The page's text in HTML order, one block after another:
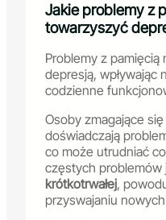
Jakie problemy z
towarzyszyć
Problemy z
depresją, wpływając
codzienne
Osoby zmagające
doświadczają
co może utrudniać
częstych problemów
krótkotrwałej,
przyswajaniu